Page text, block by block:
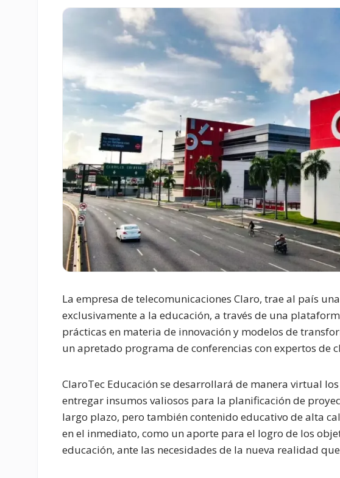
La empresa de telecomunicaciones Claro, trae al país
exclusivamente a la educación, a través de una
prácticas en materia de innovación y modelos de
un apretado programa de conferencias con expertos de
ClaroTec Educación se desarrollará de manera virtual
entregar insumos valiosos para la planificación de
largo plazo, pero también contenido educativo de alta
en el inmediato, como un aporte para el logro de los
educación, ante las necesidades de la nueva realidad